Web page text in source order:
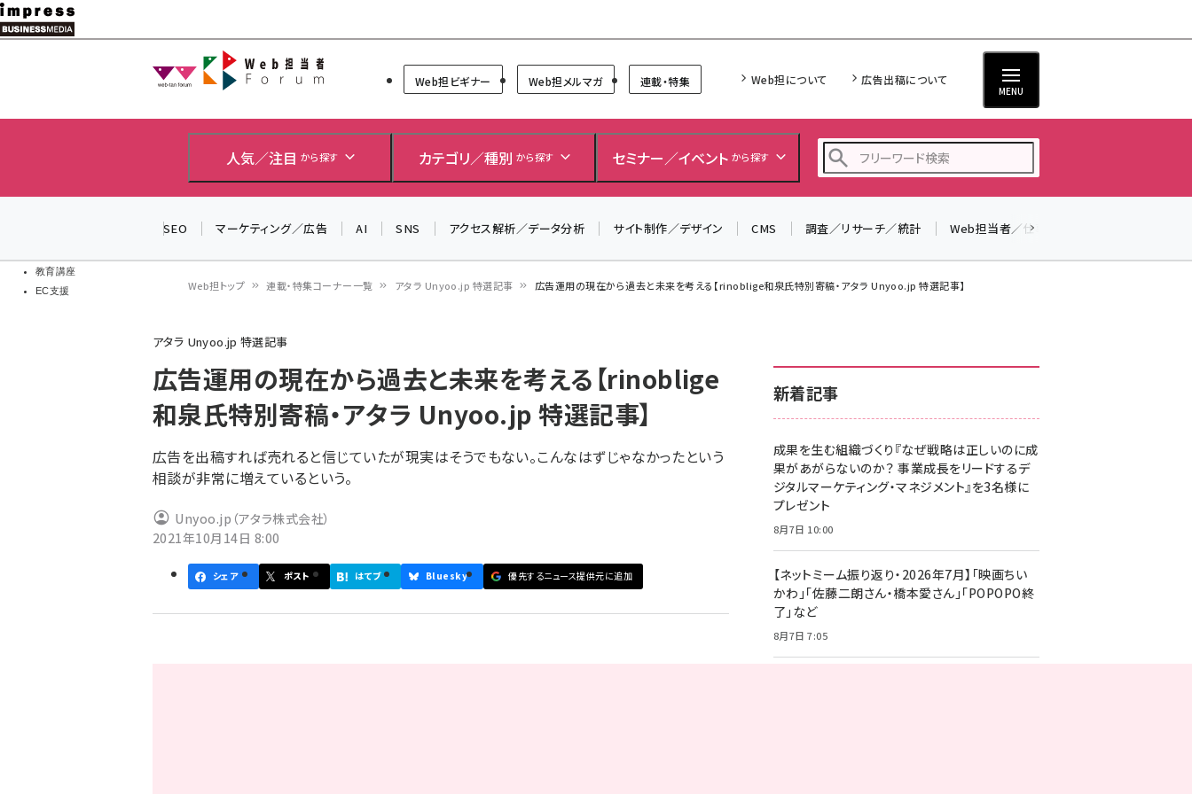
メ
イ
教育講座
EC支援
Web担当者Forum
Web担ビギナー Web担メルマガ 連載・特集 Web担について 広告出稿について
MENU
人気／注目 から探す カテゴリ／種別 から探す セミナー／イベント から探す
ai (2818)
z世代 (1629)
meo (1279)
llmo (1167)
SEO マーケティング／広告 AI SNS アクセス解析／データ分析 サイト制作／デザイン CMS 調査／リサーチ／統計 Web担当者／仕事
ン
く
ず
Web担トップ 連載・特集コーナー一覧 アタラ Unyoo.jp 特選記事 広告運用の現在から過去と未来を考える【rinoblige和泉氏特別寄稿・アタラ Unyoo.jp 特選記事】
アタラ Unyoo.jp 特選記事
広告運用の現在から過去と未来を考える【rinoblige
和泉氏特別寄稿・アタラ Unyoo.jp 特選記事】
広告を出稿すれば売れると信じていたが現実はそうでもない。こんなはずじゃなかったという
相談が非常に増えているという。
Unyoo.jp（アタラ株式会社）
2021年10月14日 8:00
シェア ポスト はてブ Bluesky 優先するニュース提供元に追加
新着記事
成果を生む組織づくり『なぜ戦略は正しいのに成
果があがらないのか？ 事業成長をリードするデ
ジタルマーケティング・マネジメント』を3名様に
プレゼント
8月7日 10:00
【ネットミーム振り返り・2026年7月】「映画ちい
かわ」「佐藤二朗さん・橋本愛さん」「POPOPO終
了」など
8月7日 7:05
＼ 8月27日開催、申し込み受付中！ ／
2026」開催！
▼申し込みはこちらから▼